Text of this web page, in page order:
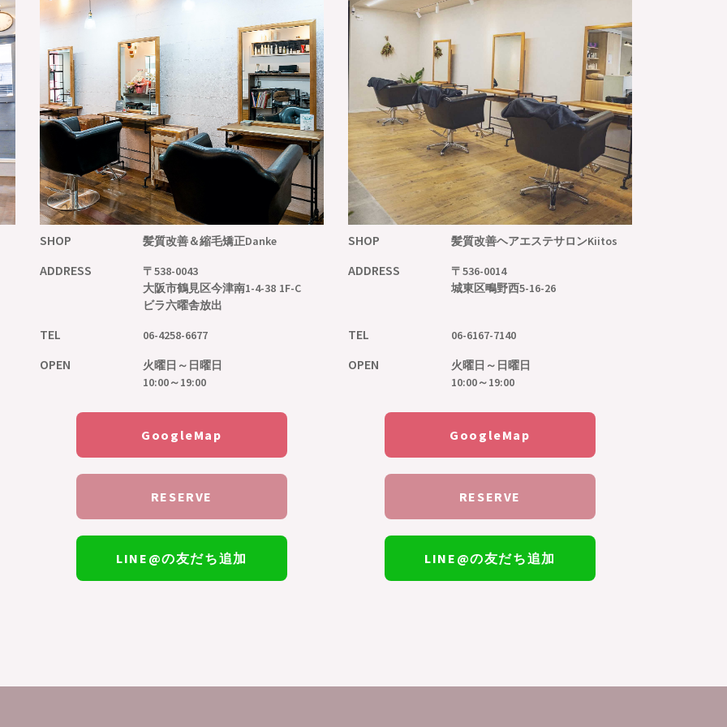
SHOP 髪質改善＆縮毛矯正Danke
ADDRESS
〒538-0043
大阪市鶴見区今津南1-4-38 1F-C
ビラ六曜舎放出
TEL 06-4258-6677
OPEN
火曜日～日曜日
10:00～19:00
GoogleMap
RESERVE
LINE@の友だち追加
SHOP 髪質改善ヘアエステサロンKiitos
ADDRESS
〒536-0014
城東区鴫野西5-16-26
TEL 06-6167-7140
OPEN
火曜日～日曜日
10:00～19:00
GoogleMap
RESERVE
LINE@の友だち追加